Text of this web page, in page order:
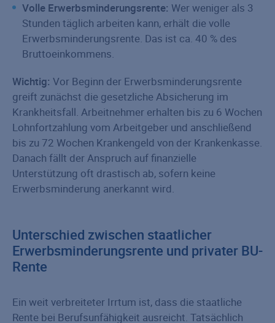
Volle Erwerbsminderungsrente: Wer weniger als 3
Stunden täglich arbeiten kann, erhält die volle
Erwerbsminderungsrente. Das ist ca. 40 % des
Bruttoeinkommens.
Wichtig: Vor Beginn der Erwerbsminderungsrente
greift zunächst die gesetzliche Absicherung im
Krankheitsfall. Arbeitnehmer erhalten bis zu 6 Wochen
Lohnfortzahlung vom Arbeitgeber und anschließend
bis zu 72 Wochen Krankengeld von der Krankenkasse.
Danach fällt der Anspruch auf finanzielle
Unterstützung oft drastisch ab, sofern keine
Erwerbsminderung anerkannt wird.
Unterschied zwischen staatlicher
Erwerbsminderungsrente und privater BU-
Rente
Ein weit verbreiteter Irrtum ist, dass die staatliche
Rente bei Berufsunfähigkeit ausreicht. Tatsächlich